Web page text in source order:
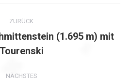
ZURÜCK
Vorheriger
Beitrag:
(1.695 m) mit
Tourenski
NÄCHSTES